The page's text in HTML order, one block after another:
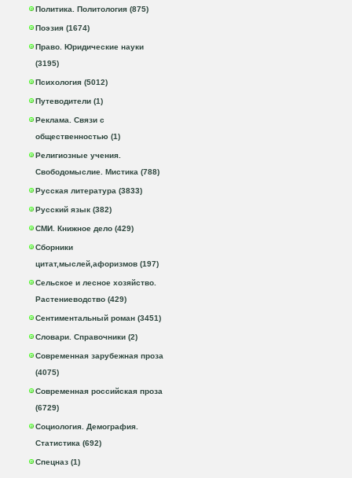
Политика. Политология (875)
Поэзия (1674)
Право. Юридические науки
(3195)
Психология (5012)
Путеводители (1)
Реклама. Связи с
общественностью (1)
Религиозные учения.
Свободомыслие. Мистика (788)
Русская литература (3833)
Русский язык (382)
СМИ. Книжное дело (429)
Сборники
цитат,мыслей,афоризмов (197)
Сельское и лесное хозяйство.
Растениеводство (429)
Сентиментальный роман (3451)
Словари. Справочники (2)
Современная зарубежная проза
(4075)
Современная российская проза
(6729)
Социология. Демография.
Статистика (692)
Спецназ (1)